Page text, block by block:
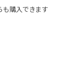
も購入できます